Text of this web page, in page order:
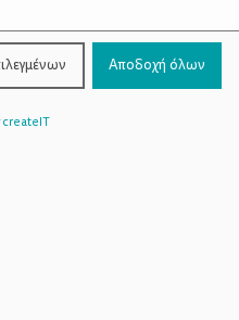
σταθερό,Αποδοχή όλων
createIT